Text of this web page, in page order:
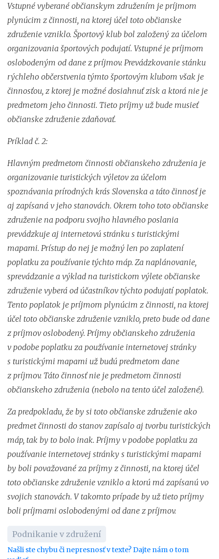
Vstupné vyberané občianskym združením je príjmom
plynúcim z činnosti, na ktorej účel toto občianske
združenie vzniklo. Športový klub bol založený za účelom
organizovania športových podujatí. Vstupné je príjmom
oslobodeným od dane z príjmov. Prevádzkovanie stánku
rýchleho občerstvenia týmto športovým klubom však je
činnosťou, z ktorej je možné dosiahnuť zisk a ktorá nie je
predmetom jeho činnosti. Tieto príjmy už bude musieť
občianske združenie zdaňovať.
Príklad č. 2:
Hlavným predmetom činnosti občianskeho združenia je
organizovanie turistických výletov za účelom
spoznávania prírodných krás Slovenska a táto činnosť je
aj zapísaná v jeho stanovách. Okrem toho toto občianske
združenie na podporu svojho hlavného poslania
prevádzkuje aj internetovú stránku s turistickými
mapami. Prístup do nej je možný len po zaplatení
poplatku za používanie týchto máp. Za naplánovanie,
sprevádzanie a výklad na turistickom výlete občianske
združenie vyberá od účastníkov týchto podujatí poplatok.
Tento poplatok je príjmom plynúcim z činnosti, na ktorej
účel toto občianske združenie vzniklo, preto bude od dane
z príjmov oslobodený. Príjmy občianskeho združenia
v podobe poplatku za používanie internetovej stránky
s turistickými mapami už budú predmetom dane
z príjmov. Táto činnosť nie je predmetom činnosti
občianskeho združenia (nebolo na tento účel založené).
Za predpokladu, že by si toto občianske združenie ako
predmet činnosti do stanov zapísalo aj tvorbu turistických
máp, tak by to bolo inak. Príjmy v podobe poplatku za
používanie internetovej stránky s turistickými mapami
by boli považované za príjmy z činnosti, na ktorej účel
toto občianske združenie vzniklo a ktorú má zapísanú vo
svojich stanovách. V takomto prípade by už tieto príjmy
boli príjmami oslobodenými od dane z príjmov.
Podnikanie v združení
Našli ste chybu či nepresnosť v texte? Dajte nám o tom